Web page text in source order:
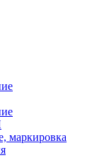
маркировка